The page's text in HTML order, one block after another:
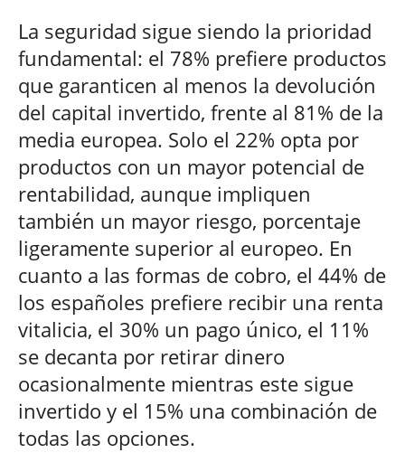
La seguridad sigue siendo la prioridad
fundamental: el 78% prefiere productos
que garanticen al menos la devolución
del capital invertido, frente al 81% de la
media europea. Solo el 22% opta por
productos con un mayor potencial de
rentabilidad, aunque impliquen
también un mayor riesgo, porcentaje
ligeramente superior al europeo. En
cuanto a las formas de cobro, el 44% de
los españoles prefiere recibir una renta
vitalicia, el 30% un pago único, el 11%
se decanta por retirar dinero
ocasionalmente mientras este sigue
invertido y el 15% una combinación de
todas las opciones.